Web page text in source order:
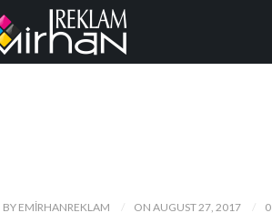
BY EMIRHANREKLAM ON AUGUST 27, 2017